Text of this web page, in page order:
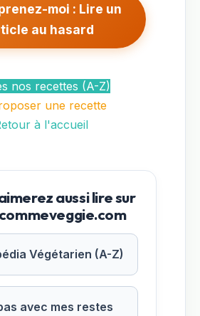
moi : Lire un
au hasard
nos recettes (A-Z)
une recette
à l'accueil
aussi lire sur
Végétarien (A-Z)
avec mes restes